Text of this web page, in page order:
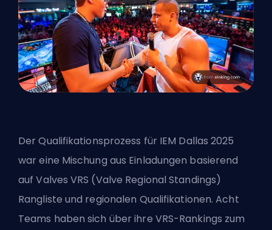
Der Qualifikationsprozess für IEM Dallas 2025
war eine Mischung aus Einladungen basierend
auf Valves VRS (Valve Regional Standings)
Rangliste und regionalen Qualifikationen. Acht
Teams haben sich über ihre VRS-Rankings zum